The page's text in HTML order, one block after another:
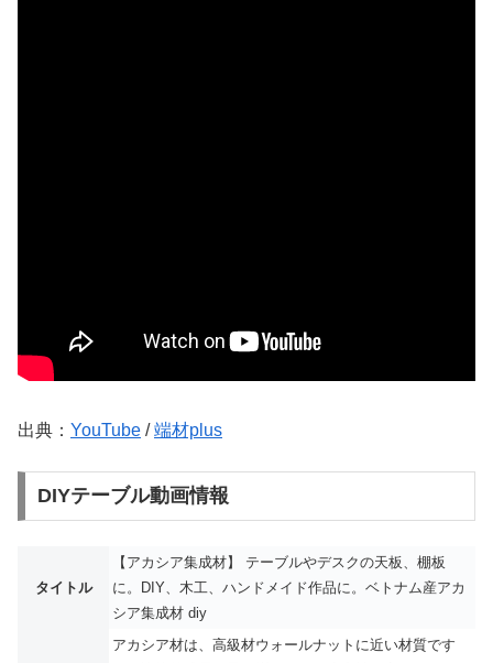
出典： YouTube /端材plus
DIYテーブル動画情報
タイトル
【アカシア集成材】 テーブルやデスクの天板、棚板
に。DIY、木工、ハンドメイド作品に。ベトナム産アカ
シア集成材 diy
アカシア材は、高級材ウォールナットに近い材質です